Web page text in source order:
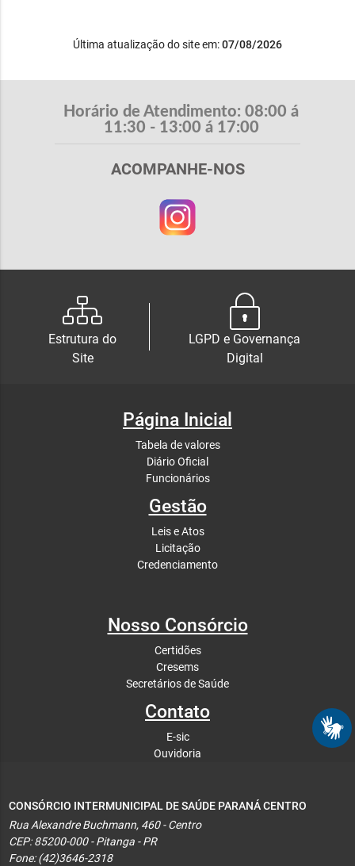
Última atualização do site em:07/08/2026
Horário de Atendimento: 08:00 á
11:30 - 13:00 á 17:00
ACOMPANHE-NOS
Estrutura do
Site
LGPD e Governança
Digital
Página Inicial
Tabela de valores
Diário Oficial
Funcionários
Gestão
Leis e Atos
Licitação
Credenciamento
Nosso Consórcio
Certidões
Cresems
Secretários de Saúde
Contato
E-sic
Ouvidoria
CONSÓRCIO INTERMUNICIPAL DE SAÚDE PARANÁ CENTRO
Rua Alexandre Buchmann, 460 - Centro
CEP: 85200-000 - Pitanga - PR
Fone: (42)3646-2318